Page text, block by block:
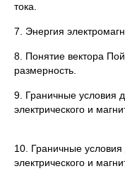
тока.
7. Энергия
8. Понятие вектора
9. Граничные условия
10. Граничные
электрического и